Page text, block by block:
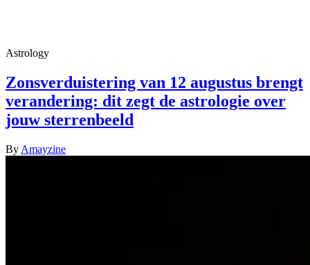
Astrology
Zonsverduistering van 12 augustus brengt
verandering: dit zegt de astrologie over
jouw sterrenbeeld
By Amayzine